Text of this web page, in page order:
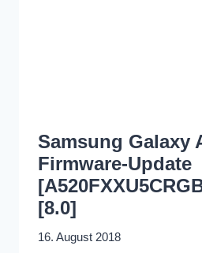
Samsung Galaxy
Firmware-Update
[8.0]
16. August 2018